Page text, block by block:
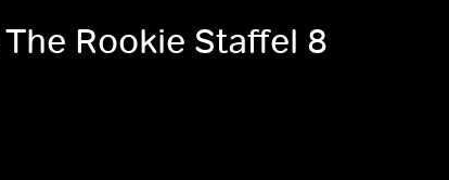
Rookie Staffel 8